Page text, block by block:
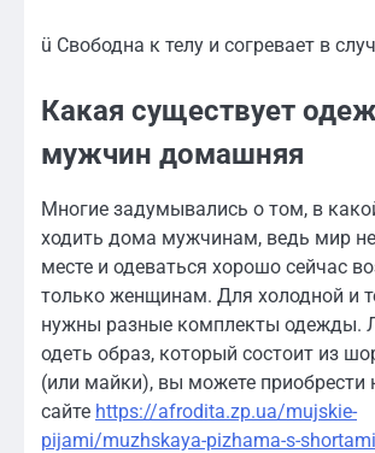
ü Свободна к телу и согревает в
Какая существует
мужчин домашняя
Многие задумывались о том, в
ходить дома мужчинам, ведь мир не
месте и одеваться хорошо сейчас
только женщинам. Для холодной и
нужны разные комплекты одежды.
одеть образ, который состоит из
(или майки), вы можете приобрести
сайте https://afrodita.zp.ua/mujskie-
pijami/muzhskaya-pizhama-s-shortami